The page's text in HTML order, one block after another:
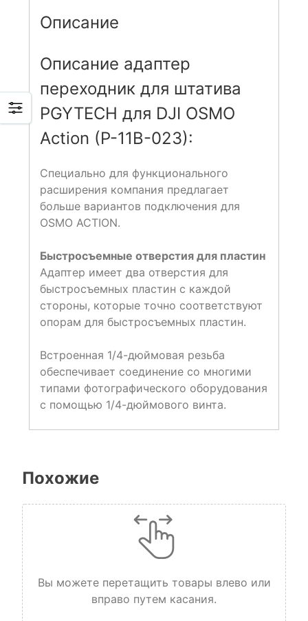
Описание
Описание адаптер
переходник для штатива
PGYTECH для DJI OSMO
Action (P-11B-023):
Специально для функционального
расширения компания предлагает
больше вариантов подключения для
OSMO ACTION.
Быстросъемные отверстия для пластин
Адаптер имеет два отверстия для
быстросъемных пластин с каждой
стороны, которые точно соответствуют
опорам для быстросъемных пластин.
Встроенная 1/4-дюймовая резьба
обеспечивает соединение со многими
типами фотографического оборудования
с помощью 1/4-дюймового винта.
Похожие
Вы можете перетащить товары влево или
вправо путем касания.